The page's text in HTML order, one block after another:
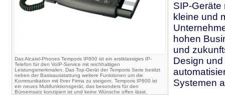
Das Alcatel-Phones Temporis IP800 ist ein erstklassiges IP-
Telefon für den VoIP-Service mit reichhaltigen
Leistungsmerkmalen. Das Top-Gerät der Temporis Serie besitzt
neben der Basisausstattung weitere Funktionen um die
Kommunikation mit Ihrer Firma zu steigern. Temporis IP800 ist
ein neues Multifunktionsgerät, das besonders für den
Büroeinsatz konzipiert ist und keine Wünsche offen lässt.
SIP-Geräte
kleine und
hohen
und
Design
Systemen